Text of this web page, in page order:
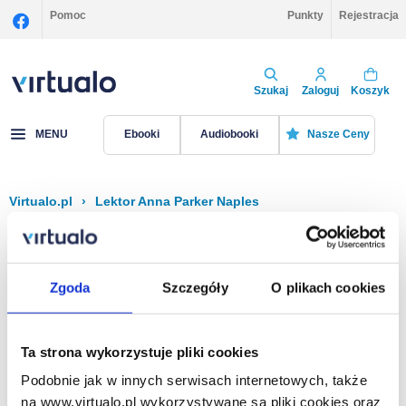
Zgoda Szczegóły O plikach cookies
Ta strona wykorzystuje pliki cookies
Podobnie jak w innych serwisach internetowych, także
na www.virtualo.pl wykorzystywane są pliki cookies oraz
Pomoc Punkty Rejestracja
Szukaj Zaloguj Koszyk
MENU Ebooki Audiobooki Nasze Ceny
Virtualo.pl › Lektor Anna Parker Naples
Filtruj Sortuj
Na stronie